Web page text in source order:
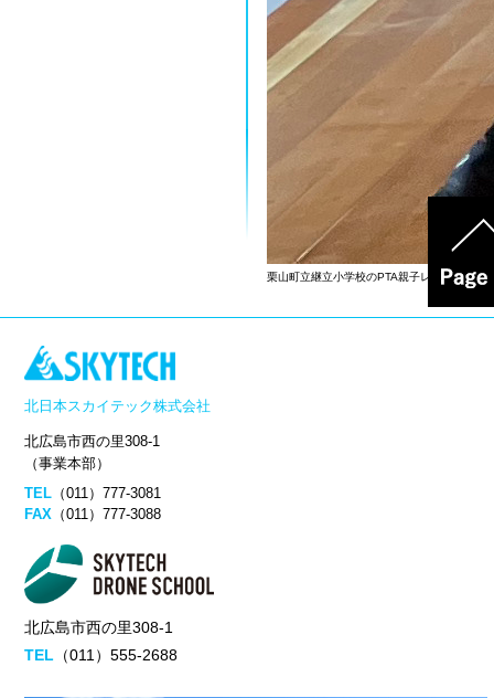
栗山町立継立小学校のPTA親子レクの様子
北日本スカイテック株式会社
北広島市西の里308-1
（事業本部）
TEL （011）777-3081
FAX （011）777-3088
北広島市西の里308-1
TEL （011）555-2688